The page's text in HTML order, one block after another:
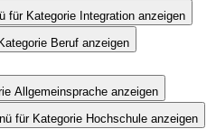
für Kategorie Integration anzeigen
Beruf anzeigen
Allgemeinsprache anzeigen
für Kategorie Hochschule anzeigen